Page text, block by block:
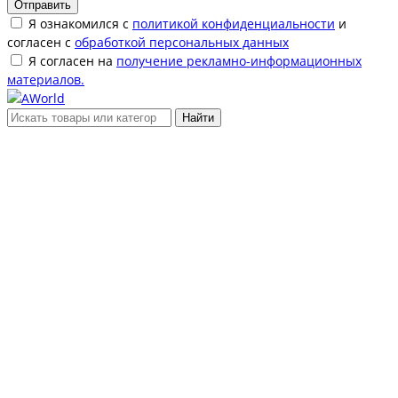
Отправить
Я ознакомился с политикой конфиденциальности и
согласен с обработкой персональных данных
Я согласен на получение рекламно-информационных
материалов.
Найти